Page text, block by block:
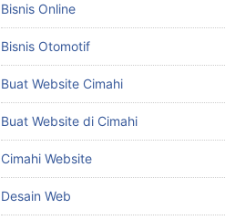
Bisnis Online
Bisnis Otomotif
Buat Website Cimahi
Buat Website di Cimahi
Cimahi Website
Desain Web